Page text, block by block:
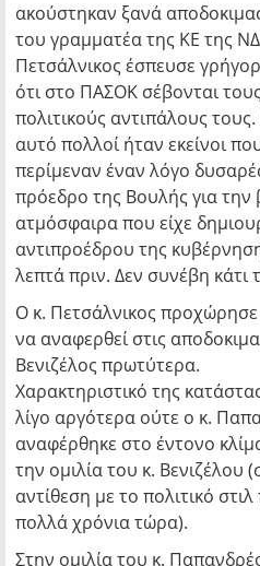
ακούστηκαν ξανά
του γραμματέα της ΚΕ της
Πετσάλνικος έσπευσε
ότι στο ΠΑΣΟΚ σέβονται τους
πολιτικούς αντιπάλους
αυτό πολλοί ήταν εκείνοι
περίμεναν έναν λόγο
πρόεδρο της Βουλής για την
ατμόσφαιρα που είχε
αντιπροέδρου της
λεπτά πριν. Δεν συνέβη κάτι
Ο κ. Πετσάλνικος προχώρησε
να αναφερθεί στις
Βενιζέλος πρωτύτερα.
Χαρακτηριστικό της
λίγο αργότερα ούτε ο κ.
αναφέρθηκε στο έντονο
την ομιλία του κ. Βενιζέλου
αντίθεση με το πολιτικό
πολλά χρόνια τώρα).
Στην ομιλία του κ.